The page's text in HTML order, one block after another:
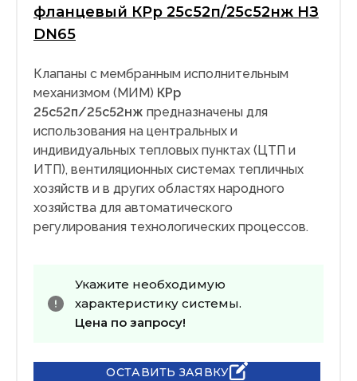
фланцевый КРр 25с52п/25с52нж НЗ
DN65
Клапаны с мембранным исполнительным
механизмом (МИМ) КРр
25с52п/25с52нж предназначены для
использования на центральных и
индивидуальных тепловых пунктах (ЦТП и
ИТП), вентиляционных системах тепличных
хозяйств и в других областях народного
хозяйства для автоматического
регулирования технологических процессов.
Укажите необходимую
характеристику системы.
Цена по запросу!
ОСТАВИТЬ ЗАЯВКУ